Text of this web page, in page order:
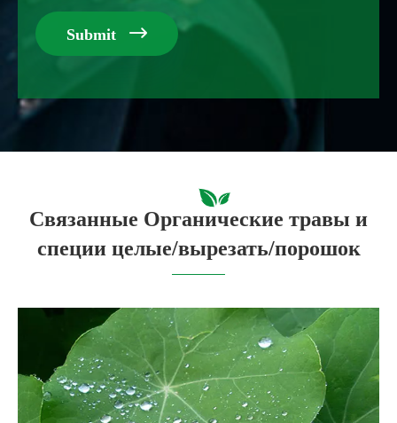
Submit 
Связанные Органические травы и
специи целые/вырезать/порошок